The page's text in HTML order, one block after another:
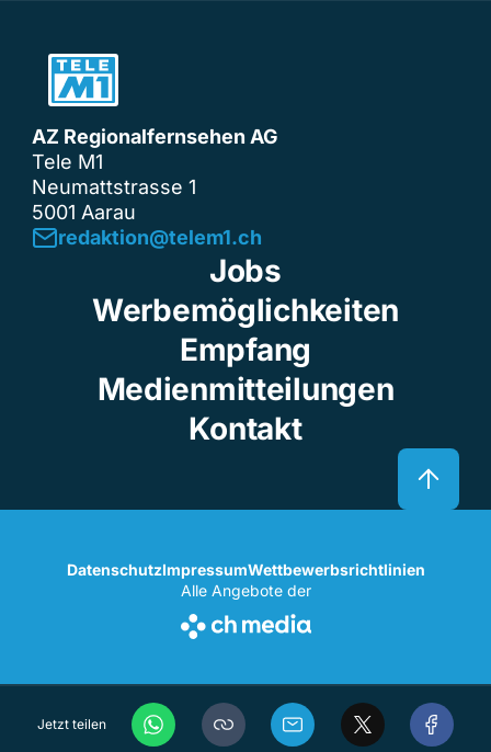
Jetzt teilen
AZ Regionalfernsehen AG
Tele M1
Neumattstrasse 1
5001 Aarau
redaktion@telem1.ch
Jobs
Werbemöglichkeiten
Empfang
Medienmitteilungen
Kontakt
DatenschutzImpressumWettbewerbsrichtlinien
Alle Angebote der